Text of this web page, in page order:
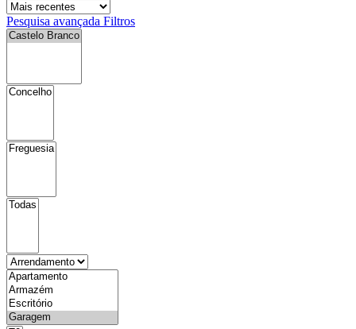
Pesquisa avançada Filtros